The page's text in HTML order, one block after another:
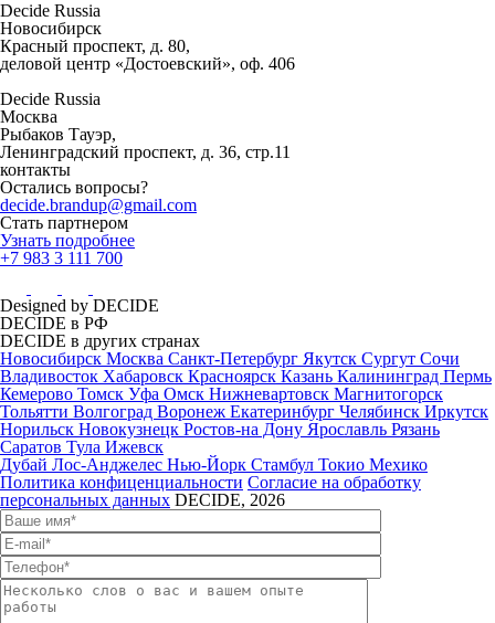
Decide Russia
Новосибирск
Красный проспект, д. 80,
деловой центр «Достоевский», оф. 406
Decide Russia
Москва
Рыбаков Тауэр,
Ленинградский проспект, д. 36, стр.11
контакты
Остались вопросы?
decide.brandup@gmail.com
Стать партнером
Узнать подробнее
+7 983 3 111 700
Designed by DECIDE
DECIDE в РФ
DECIDE в других странах
Новосибирск Москва Санкт-Петербург Якутск Сургут Сочи
Владивосток Хабаровск Красноярск Казань Калининград Пермь
Кемерово Томск Уфа Омск Нижневартовск Магнитогорск
Тольятти Волгоград Воронеж Екатеринбург Челябинск Иркутск
Норильск Новокузнецк Ростов-на Дону Ярославль Рязань
Саратов Тула Ижевск
Дубай Лос-Анджелес Нью-Йорк Стамбул Токио Мехико
Политика конфиценциальности Согласие на обработку
персональных данных DECIDE, 2026